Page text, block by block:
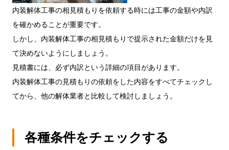
内装解体工事の相見積もりを依頼する時には工事の金額や内訳
を確かめることが重要です。
しかし、内装解体工事の相見積もりで提示された金額だけを見
て決めないようにしましょう。
見積書には、必ず内訳という詳細の項目があります。
内装解体工事の見積もりの依頼をした内容をすべてチェックし
てから、他の解体業者と比較して検討しましょう。
各種条件をチェックする